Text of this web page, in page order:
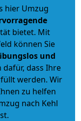
hier Umzug
bietet. Mit
können Sie
und
dass Ihre
werden. Wir
zu helfen
nach Kehl